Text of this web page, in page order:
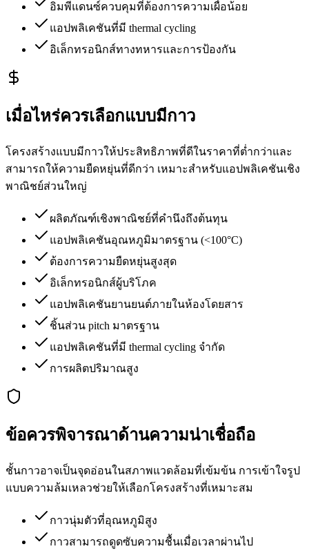
อิมพีแดนซ์ควบคุมที่ต้องการความเผื่อน้อย
แอปพลิเคชันที่มี thermal cycling
อิเล็กทรอนิกส์ทางทหารและการป้องกัน
เมื่อไหร่ควรเลือกแบบมีกาว
โครงสร้างแบบมีกาวให้ประสิทธิภาพที่ดีในราคาที่ต่ำกว่าและ
สามารถให้ความยืดหยุ่นที่ดีกว่า เหมาะสำหรับแอปพลิเคชันเชิง
พาณิชย์ส่วนใหญ่
ผลิตภัณฑ์เชิงพาณิชย์ที่คำนึงถึงต้นทุน
แอปพลิเคชันอุณหภูมิมาตรฐาน (<100°C)
ต้องการความยืดหยุ่นสูงสุด
อิเล็กทรอนิกส์ผู้บริโภค
แอปพลิเคชันยานยนต์ภายในห้องโดยสาร
ชิ้นส่วน pitch มาตรฐาน
แอปพลิเคชันที่มี thermal cycling จำกัด
การผลิตปริมาณสูง
ข้อควรพิจารณาด้านความน่าเชื่อถือ
ชั้นกาวอาจเป็นจุดอ่อนในสภาพแวดล้อมที่เข้มข้น การเข้าใจรูป
แบบความล้มเหลวช่วยให้เลือกโครงสร้างที่เหมาะสม
กาวนุ่มตัวที่อุณหภูมิสูง
กาวสามารถดูดซับความชื้นเมื่อเวลาผ่านไป